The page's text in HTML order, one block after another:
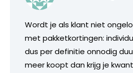
Wordt je als klant niet
met pakketkortingen:
dus per definitie onnodig
meer koopt dan krijg je